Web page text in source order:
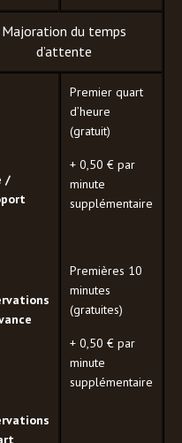
Majoration du temps
d’attente
/
Premier quart
d’heure
(gratuit)
+ 0,50 € par
minute
supplémentaire
Premières 10
minutes
(gratuites)
+ 0,50 € par
minute
supplémentaire